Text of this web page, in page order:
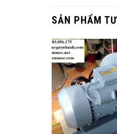
SẢN PHẨM